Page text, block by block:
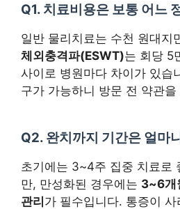
Q1. 치료비용은 보통 어느
일반 물리치료는 수천 원대지
체외충격파(ESWT)는 회당 5
사이로 병원마다 차이가 있습
구가 가능하니 방문 전 약관
Q2. 완치까지 기간은 얼마
초기에는 3~4주 집중 치료로
만, 만성화된 경우에는 3~6개
관리가 필수입니다. 통증이